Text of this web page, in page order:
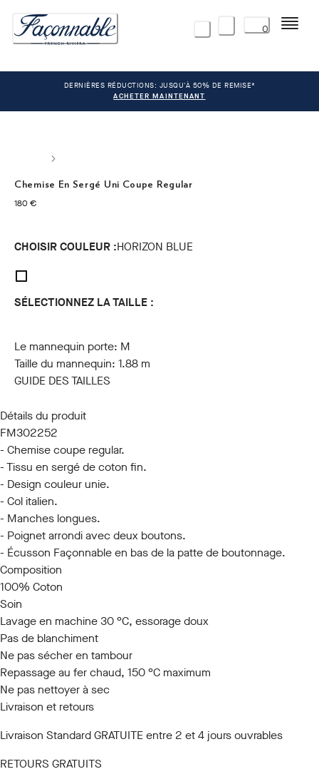
0 Menu
DERNIÈRES RÉDUCTIONS: JUSQU'À 50% DE REMISE*
ACHETER MAINTENANT
Chemise En Sergé Uni Coupe Regular
180 €
current price 180 €
CHOISIR COULEUR :HORIZON BLUE
SÉLECTIONNEZ LA TAILLE :
Le mannequin porte: M
Taille du mannequin: 1.88 m
GUIDE DES TAILLES
Détails du produit
FM302252
- Chemise coupe regular.
- Tissu en sergé de coton fin.
- Design couleur unie.
- Col italien.
- Manches longues.
- Poignet arrondi avec deux boutons.
- Écusson Façonnable en bas de la patte de boutonnage.
Composition
100% Coton
Soin
Lavage en machine 30 °C, essorage doux
Pas de blanchiment
Ne pas sécher en tambour
Repassage au fer chaud, 150 °C maximum
Ne pas nettoyer à sec
Livraison et retours
Livraison Standard GRATUITE entre 2 et 4 jours ouvrables
RETOURS GRATUITS